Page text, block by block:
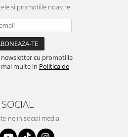
si promotiile noastre
newsletter cu promotiile
multe in Politica de
SOCIAL
ne in social media